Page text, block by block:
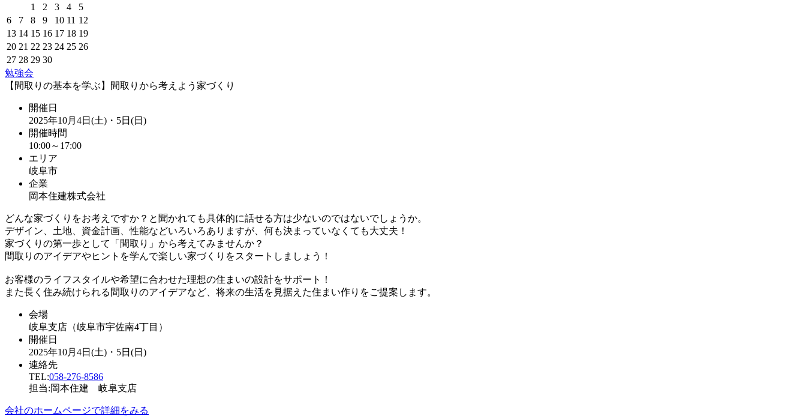
1
2 3 4
5
6
7 8 9 10 11 12
13 14 15 16 17 18 19
20 21 22 23 24 25 26
27 28 29 30
勉強会
【間取りの基本を学ぶ】間取りから考えよう家づくり
開催日
2025年10月4日(土)・5日(日)
開催時間
10:00～17:00
エリア
岐阜市
企業
岡本住建株式会社
どんな家づくりをお考えですか？と聞かれても具体的に話せる方は少ないのではないでしょうか。
デザイン、土地、資金計画、性能などいろいろありますが、何も決まっていなくても大丈夫！
家づくりの第一歩として「間取り」から考えてみませんか？
間取りのアイデアやヒントを学んで楽しい家づくりをスタートしましょう！
お客様のライフスタイルや希望に合わせた理想の住まいの設計をサポート！
また長く住み続けられる間取りのアイデアなど、将来の生活を見据えた住まい作りをご提案します。
会場
岐阜支店（岐阜市宇佐南4丁目）
開催日
2025年10月4日(土)・5日(日)
連絡先
TEL:058-276-8586
担当:岡本住建 岐阜支店
会社のホームページで詳細をみる